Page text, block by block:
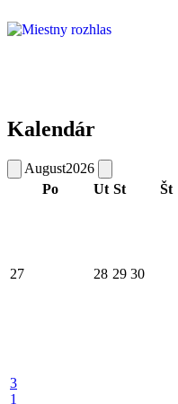
Kalendár
August2026
Po
Ut St Št
27 28 29 30
3
1